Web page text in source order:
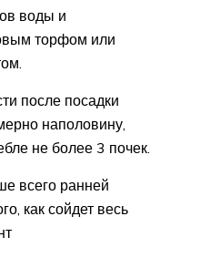
воды и
торфом или
после посадки
наполовину,
не более 3 почек.
всего ранней
как сойдет весь